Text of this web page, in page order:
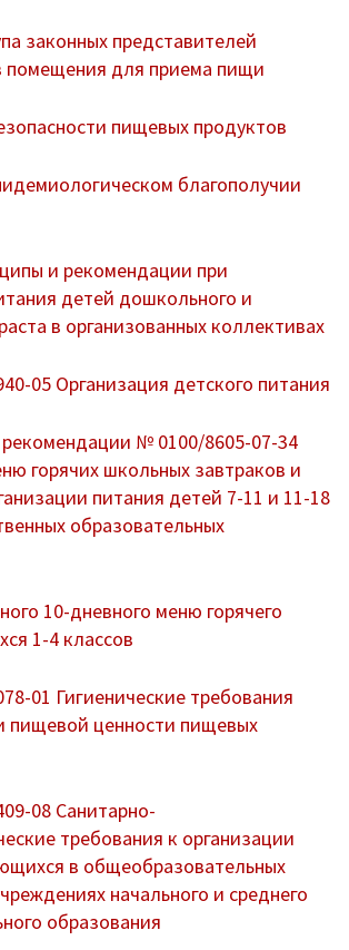
ГИА
развития
доклады
педагогический класс
образование
информационных систем
России
питание
терроризму и
дорожного движения
законных представителей
помещения для приема пищи
пищевых продуктов
благополучии
и рекомендации при
детей дошкольного и
в организованных коллективах
05 Организация детского питания
№ 0100/8605-07-34
горячих школьных завтраков и
питания детей 7-11 и 11-18
образовательных
10-дневного меню горячего
1-4 классов
01 Гигиенические требования
пищевой ценности пищевых
08 Санитарно-
требования к организации
в общеобразовательных
начального и среднего
образования